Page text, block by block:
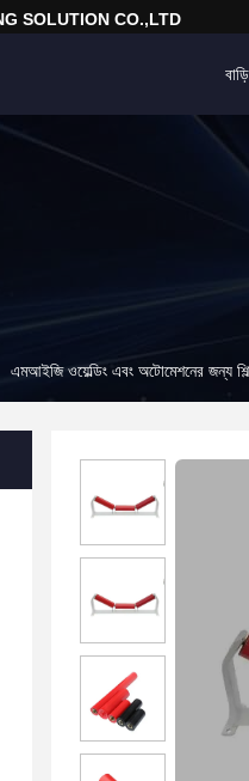
SOLUTION CO.,LTD
বাড়ি
এমআইজি ওয়েল্ডিং এবং অটোমেশনের জন্য